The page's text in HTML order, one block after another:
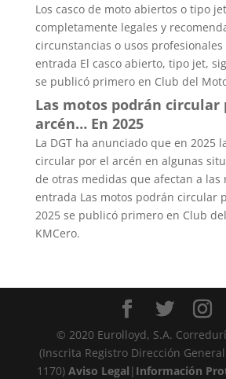
Los casco de moto abiertos o tipo
completamente legales y
circunstancias o usos profesionales
entrada El casco abierto, tipo jet,
se publicó primero en Club del
Las motos podrán circular
arcén… En 2025
La DGT ha anunciado que en 2025
circular por el arcén en algunas
de otras medidas que afectan a las
entrada Las motos podrán circular
2025 se publicó primero en Club
KMCero.
© 2020 Eurolloyd, S.A.
(Inscrita Registro Dirección General
1170) Aviso Legal | Información